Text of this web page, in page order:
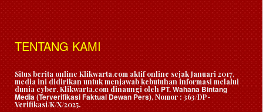
TENTANG KAMI
Situs berita online Klikwarta.com aktif online sejak Januari 2017,
media ini didirikan untuk menjawab kebutuhan informasi melalui
dunia cyber. Klikwarta.com dinaungi oleh PT. Wahana Bintang
Media (Terverifikasi Faktual Dewan Pers), Nomor : 363/DP-
Verifikasi/K/X/2025.